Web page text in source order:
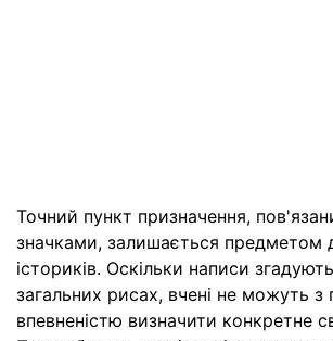
Точний пункт призначення,
значками, залишається предметом
істориків. Оскільки написи
загальних рисах, вчені не можуть з
впевненістю визначити конкретне